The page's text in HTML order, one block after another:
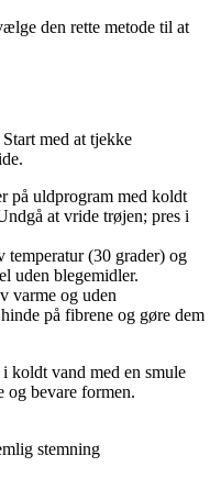
den rette metode til at
med at tjekke
på uldprogram med koldt
at vride trøjen; pres i
temperatur (30 grader) og
uden blegemidler.
varme og uden
på fibrene og gøre dem
koldt vand med en smule
og bevare formen.
stemning